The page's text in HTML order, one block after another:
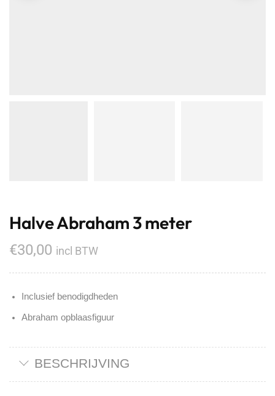
Halve Abraham 3 meter
€30,00 incl BTW
Inclusief benodigdheden
Abraham opblaasfiguur
BESCHRIJVING